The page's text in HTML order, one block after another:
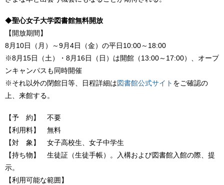
◆聖心女子大学図書館無料開放
【開放期間】
8月10日（月）～9月4日（金）の平日10:00～18:00
※8月15日（土）・8月16日（日）は開館（13:00～17:00）、オープ
ンキャンパスも同時開催
※それ以外の閉館日等、日程詳細は図書館公式サイト をご確認の
上、来館する。
【予 約】 不要
【利用料】 無料
【対 象】 女子高校生、女子中学生
【持ち物】 生徒証（生徒手帳）。入構および図書館入館の際、提
示。
【利用可能な範囲】